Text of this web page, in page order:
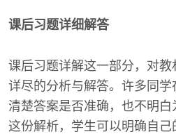
课后习题详细解答
课后习题详解这一部分，对
详尽的分析与解答。许多同
清楚答案是否准确，也不明
这份解析，学生可以明确自